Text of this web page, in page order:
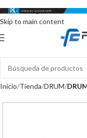
Skip to navigation
Skip to main content
Inicio Tienda DRUM